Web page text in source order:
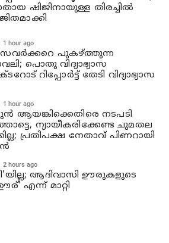
ഷിജിനായുള്ള തിരച്ചില്‍
1 hour ago
സവര്‍ക്കറെ പുകഴ്ത്തുന്ന
പൊതു വിദ്യാഭ്യാസ
റിപ്പോര്‍ട്ട് തേടി വിദ്യാഭ്യാസ
1 hour ago
ആയങ്കിക്കെതിരെ നടപടി
ന്യായീകരിക്കേണ്ട ചുമതല
പ്രതിപക്ഷ നേതാവ് പിണറായി
2 hours ago
ആദിവാസി ഊരുകളുടെ
എന്ന് മാറ്റി